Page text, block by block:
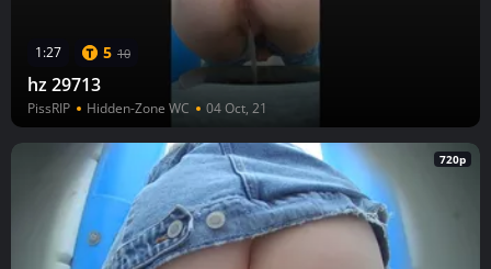
1:27 5 10
hz 29713
PissRIP Hidden-Zone WC 04 Oct, 21
720p